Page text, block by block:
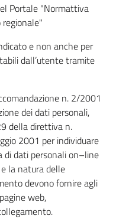
Portale "Normattiva
e non anche per
dall’utente tramite
n. 2/2001
dei dati personali,
della direttiva n.
2001 per individuare
di dati personali on–line
la natura delle
devono fornire agli
web,